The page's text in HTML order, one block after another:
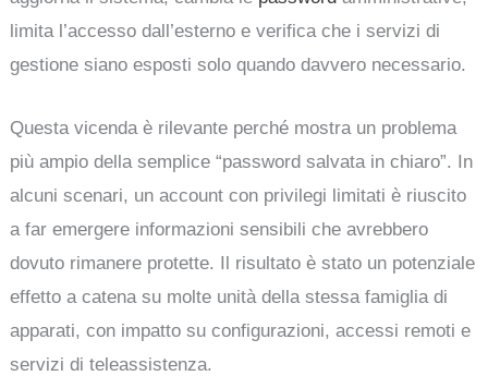
limita l’accesso dall’esterno e verifica che i servizi di
gestione siano esposti solo quando davvero necessario.
Questa vicenda è rilevante perché mostra un problema
più ampio della semplice “password salvata in chiaro”. In
alcuni scenari, un account con privilegi limitati è riuscito
a far emergere informazioni sensibili che avrebbero
dovuto rimanere protette. Il risultato è stato un potenziale
effetto a catena su molte unità della stessa famiglia di
apparati, con impatto su configurazioni, accessi remoti e
servizi di teleassistenza.